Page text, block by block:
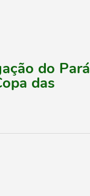
do Pará
das